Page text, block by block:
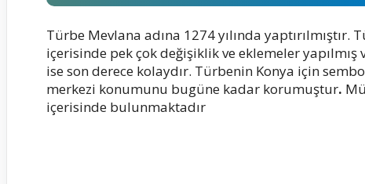
Türbe Mevlana adına 1274 yılında
içerisinde pek çok değişiklik ve eklemeler
ise son derece kolaydır. Türbenin Konya için
merkezi konumunu bugüne kadar korumuştur.
içerisinde bulunmaktadır